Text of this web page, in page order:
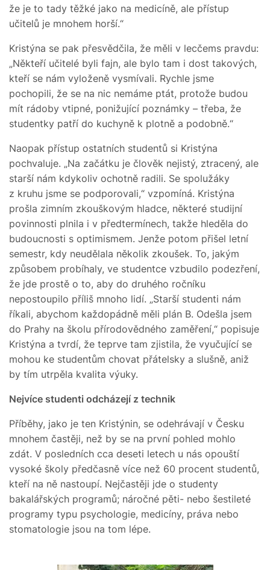
že je to tady těžké jako na medicíně, ale přístup
učitelů je mnohem horší.“
Kristýna se pak přesvědčila, že měli v lecčems pravdu:
„Někteří učitelé byli fajn, ale bylo tam i dost takových,
kteří se nám vyloženě vysmívali. Rychle jsme
pochopili, že se na nic nemáme ptát, protože budou
mít rádoby vtipné, ponižující poznámky – třeba, že
studentky patří do kuchyně k plotně a podobně.“
Naopak přístup ostatních studentů si Kristýna
pochvaluje. „Na začátku je člověk nejistý, ztracený, ale
starší nám kdykoliv ochotně radili. Se spolužáky
z kruhu jsme se podporovali,“ vzpomíná. Kristýna
prošla zimním zkouškovým hladce, některé studijní
povinnosti plnila i v předtermínech, takže hleděla do
budoucnosti s optimismem. Jenže potom přišel letní
semestr, kdy neudělala několik zkoušek. To, jakým
způsobem probíhaly, ve studentce vzbudilo podezření,
že jde prostě o to, aby do druhého ročníku
nepostoupilo příliš mnoho lidí. „Starší studenti nám
říkali, abychom každopádně měli plán B. Odešla jsem
do Prahy na školu přírodovědného zaměření,“ popisuje
Kristýna a tvrdí, že teprve tam zjistila, že vyučující se
mohou ke studentům chovat přátelsky a slušně, aniž
by tím utrpěla kvalita výuky.
Nejvíce studenti odcházejí z technik
Příběhy, jako je ten Kristýnin, se odehrávají v Česku
mnohem častěji, než by se na první pohled mohlo
zdát. V posledních cca deseti letech u nás opouští
vysoké školy předčasně více než 60 procent studentů,
kteří na ně nastoupí. Nejčastěji jde o studenty
bakalářských programů; náročné pěti- nebo šestileté
programy typu psychologie, medicíny, práva nebo
stomatologie jsou na tom lépe.